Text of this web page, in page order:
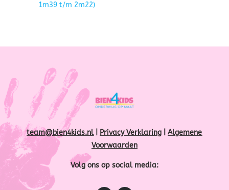
1m39 t/m 2m22)
team@bien4kids.nl| Privacy Verklaring |Algemene
Voorwaarden
Volg ons op social media: